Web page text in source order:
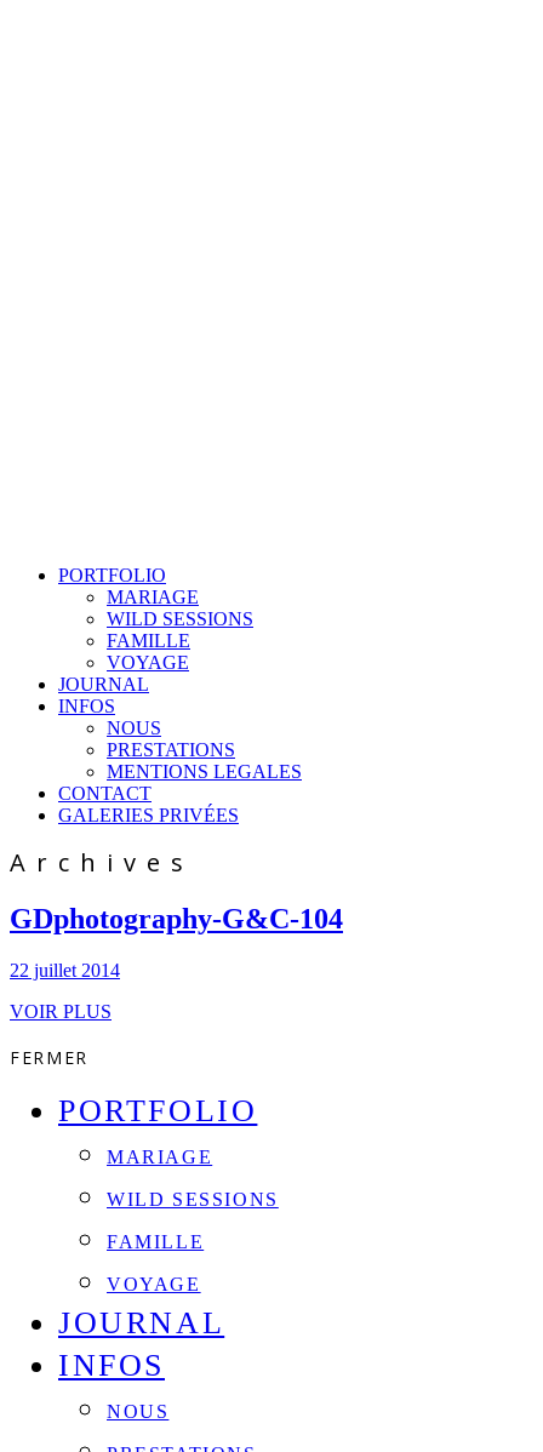
PORTFOLIO
MARIAGE
WILD SESSIONS
FAMILLE
VOYAGE
JOURNAL
INFOS
NOUS
PRESTATIONS
MENTIONS LEGALES
CONTACT
GALERIES PRIVÉES
Archives
GDphotography-G&C-104
22 juillet 2014
VOIR PLUS
FERMER
PORTFOLIO
MARIAGE
WILD SESSIONS
FAMILLE
VOYAGE
JOURNAL
INFOS
NOUS